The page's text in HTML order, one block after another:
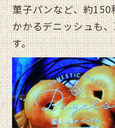
菓子パンなど、約
かかるデニッシュも
す。